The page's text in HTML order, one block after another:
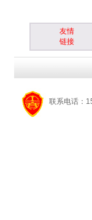
友情
链接
联系电话：